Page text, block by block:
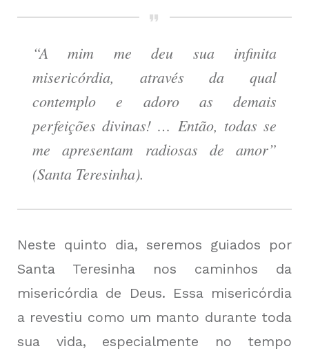
“A mim me deu sua infinita
misericórdia, através da qual
contemplo e adoro as demais
perfeições divinas! … Então, todas se
me apresentam radiosas de amor”
(Santa Teresinha).
Neste quinto dia, seremos guiados por
Santa Teresinha nos caminhos da
misericórdia de Deus. Essa misericórdia
a revestiu como um manto durante toda
sua vida, especialmente no tempo